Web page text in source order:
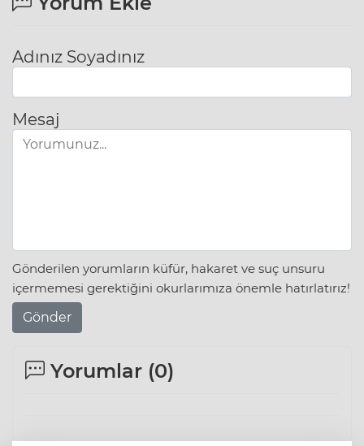
Adınız Soyadınız
Mesaj
Gönderilen yorumların küfür, hakaret ve suç unsuru
içermemesi gerektiğini okurlarımıza önemle hatırlatırız!
Gönder
Yorumlar (0)